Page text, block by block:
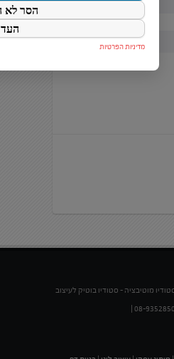
הזכויות שמורות 2014 | סטודיו מוטיבציה – סטודיו בוטיק לעיצוב
הסר לא
מדיניות הפרטיות